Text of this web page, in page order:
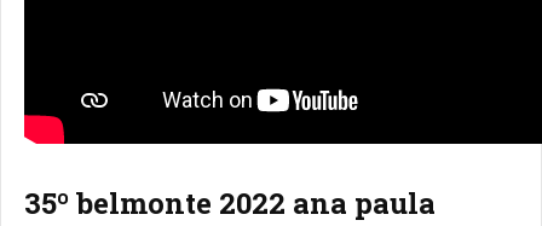
35º belmonte 2022 ana paula